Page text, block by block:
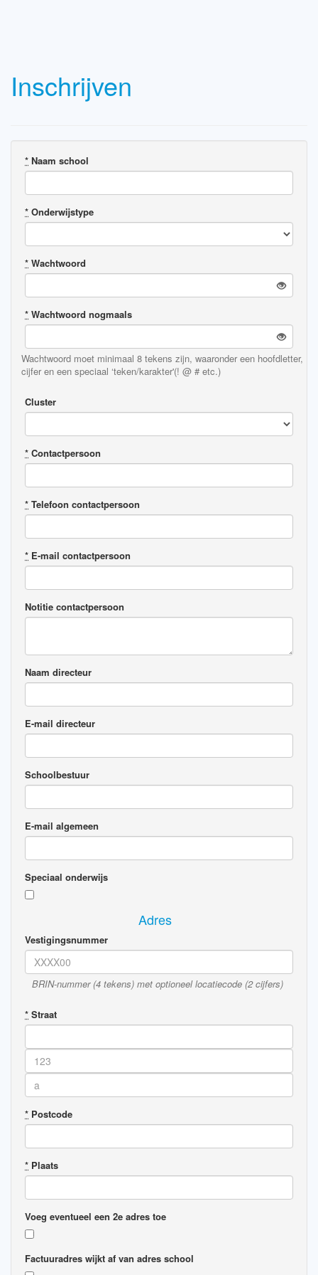
Inschrijven
* Naam school
* Onderwijstype
* Wachtwoord
* Wachtwoord nogmaals
Wachtwoord moet minimaal 8 tekens zijn, waaronder een hoofdletter,
cijfer en een speciaal ‘teken/karakter'(! @ # etc.)
Cluster
* Contactpersoon
* Telefoon contactpersoon
* E-mail contactpersoon
Notitie contactpersoon
Naam directeur
E-mail directeur
Schoolbestuur
E-mail algemeen
Speciaal onderwijs
Adres
Vestigingsnummer
BRIN-nummer (4 tekens) met optioneel locatiecode (2 cijfers)
* Straat
* Postcode
* Plaats
Voeg eventueel een 2e adres toe
Factuuradres wijkt af van adres school